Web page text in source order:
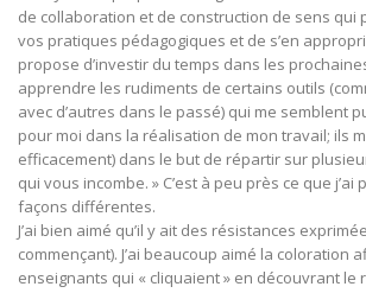
de collaboration et de construction de sens qui
vos pratiques pédagogiques et de s’en
propose d’investir du temps dans les
apprendre les rudiments de certains outils
avec d’autres dans le passé) qui me semblent
pour moi dans la réalisation de mon travail; ils
efficacement) dans le but de répartir sur
qui vous incombe. » C’est à peu près ce que
façons différentes.
J’ai bien aimé qu’il y ait des résistances
commençant). J’ai beaucoup aimé la coloration
enseignants qui « cliquaient » en découvrant le